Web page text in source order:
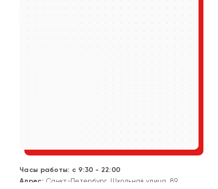
Часы работы: с 9:30 - 22:00
Адрес: Санкт-Петербург, Школьная улица, 89